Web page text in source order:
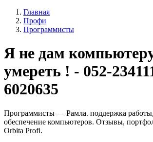
Главная
Профи
Программисты
Я не дам
умереть ! - 052-
6020635
Программисты — Рамла. поддержка
обеспечение компьютеров. Отзывы,
Orbita Profi.